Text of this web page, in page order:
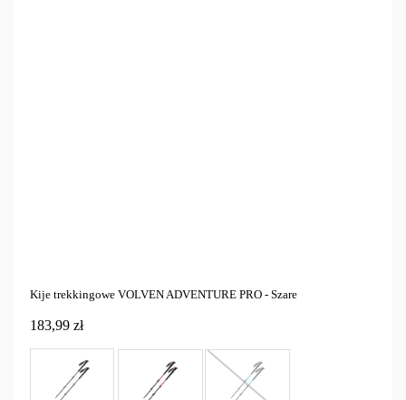
Kije trekkingowe VOLVEN ADVENTURE PRO - Szare
183,99 zł